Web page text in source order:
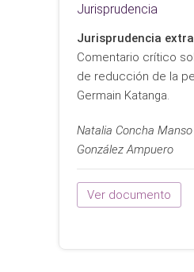
Jurisprudencia
Jurisprudencia
Comentario crítico
de reducción de la
Germain Katanga.
Natalia Concha
González Ampuero
Ver documento